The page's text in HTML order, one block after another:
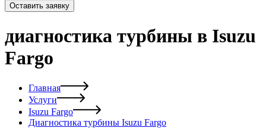
Оставить заявку
диагностика турбины в Isuzu
Fargo
Главная
Услуги
Isuzu Fargo
Диагностика турбины Isuzu Fargo